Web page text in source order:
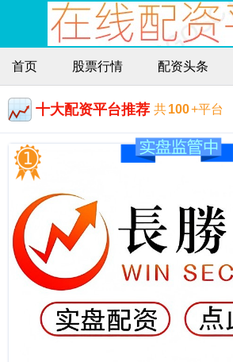
首页 股票行情 配资头条
十大配资平台推荐 共100+平台